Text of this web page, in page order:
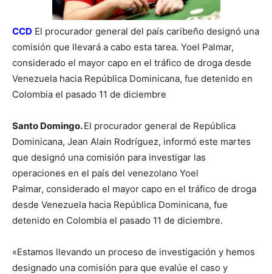
CCD El procurador general del país caribeño designó una
comisión que llevará a cabo esta tarea. Yoel Palmar,
considerado el mayor capo en el tráfico de droga desde
Venezuela hacia República Dominicana, fue detenido en
Colombia el pasado 11 de diciembre
Santo Domingo.El procurador general de República
Dominicana, Jean Alain Rodríguez, informó este martes
que designó una comisión para investigar las
operaciones en el país del venezolano Yoel
Palmar, considerado el mayor capo en el tráfico de droga
desde Venezuela hacia República Dominicana, fue
detenido en Colombia el pasado 11 de diciembre.
«Estamos llevando un proceso de investigación y hemos
designado una comisión para que evalúe el caso y